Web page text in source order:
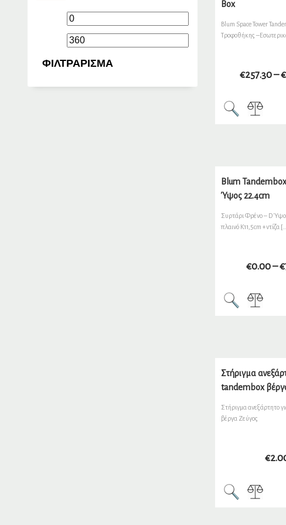
Box
Blum Space Tower
Τροφοθήκης
€257.30–€
Blum
Ύψος 22.4cm
Συρτάρι Φρένο – D
πλαινό K11,5cm +ντίζα
€0.00–€
Στήριγμα
tandembox
Στήριγμα ανεξάρτητο
βέργα Ζεύγος
€
Ελάχιστη
τιμή
ΦΙΛΤΡΆΡΙΣΜΑ